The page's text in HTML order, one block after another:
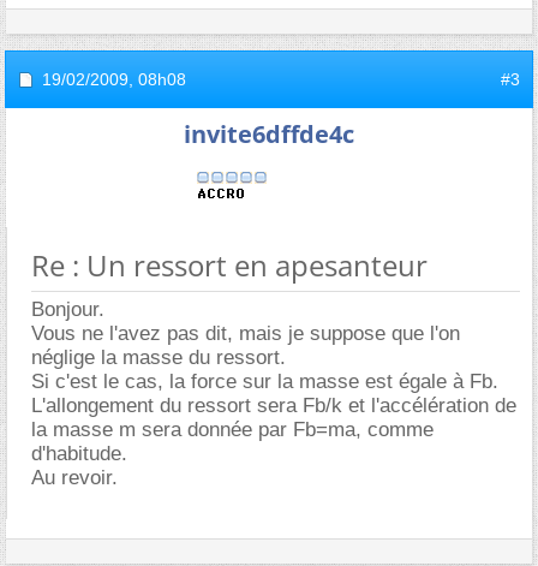
19/02/2009, 08h08 #3
invite6dffde4c
Re : Un ressort en apesanteur
Bonjour.
Vous ne l'avez pas dit, mais je suppose que l'on
néglige la masse du ressort.
Si c'est le cas, la force sur la masse est égale à Fb.
L'allongement du ressort sera Fb/k et l'accélération de
la masse m sera donnée par Fb=ma, comme
d'habitude.
Au revoir.